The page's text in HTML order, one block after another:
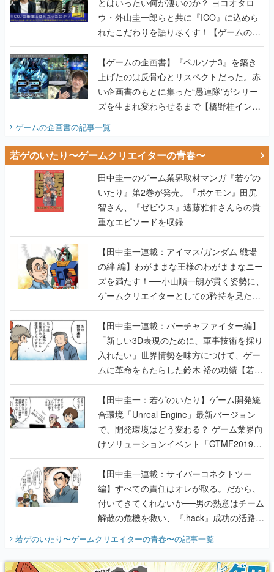
とはいったい何が凄いのか？ ヨコオタロ
ウ・外山圭一郎らと共に『ICO』に込めら
れたこだわりを語り尽くす！【ゲームの企
画書】
【ゲームの企画書】『ペルソナ3』を築き
上げたのは反骨心とリスペクトだった。赤
い企画書のもとに集った“愚連隊”がシリー
ズを生まれ変わらせるまで【橋野桂インタ
ビュー】
ゲームの企画書の記事一覧
若ゲのいたり〜ゲームクリエイターの青春〜
田中圭一のゲーム業界取材マンガ『若ゲの
いたり』第2巻が発売。『ポケモン』田尻
智さん、『ゼビウス』遠藤雅伸さんらの貴
重なエピソードを収録
【田中圭一連載：アイマス/ガンダム 戦場
の絆 編】わがままな王様のわがままなニー
ズを満たす！──小山順一朗が貫く姿勢に、
ゲームクリエイターとしての矜持を見た
【若ゲのいたり最終回】
【田中圭一連載：バーチャファイター編】
「新しい3D表現のために、軍事技術を採り
入れたい」世界情勢を味方につけて、ゲー
ムに革命をもたらした鈴木 裕の功績【若ゲ
のいたり】
【田中圭一：若ゲのいたり】ゲーム開発統
合環境「Unreal Engine」最新バージョン
で、開発環境はどう変わる？ ゲーム業界向
けソリューションイベント「GTMF2019」
に行って、より理解を深めよう【PR】
【田中圭一連載：サイバーコネクトツー
編】すべての責任はオレが取る。だから、
付いてきてくれないか──男の熱意はチーム
解散の危機を救い、『.hack』成功の活路を
開く。業界の快男児・松山 洋に流れる血は
『少年ジャンプ』色だった【若ゲのいた
り】
若ゲのいたり〜ゲームクリエイターの青春〜の記事一覧